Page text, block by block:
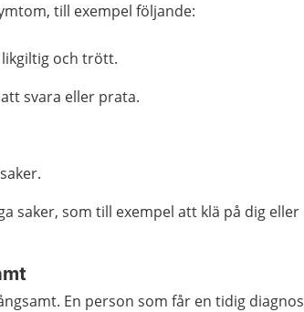
till exempel följande:
och trött.
svara eller prata.
saker, som till exempel att klä på dig eller
En person som får en tidig diagnos